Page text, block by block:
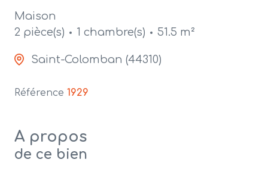
Maison
2 pièce(s)
1 chambre(s) 51.5 m²
Saint-Colomban (44310)
Référence 1929
A propos
de ce bien